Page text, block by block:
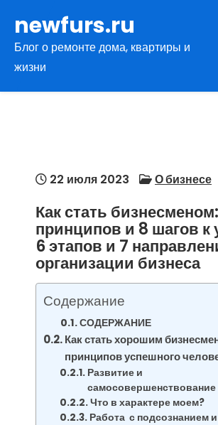
содержимому
newfurs.ru
Блог о ремонте дома, квартиры и
жизни
22 июля 2023 О бизнесе
Как стать
принципов и 8 шагов к
6 этапов и 7
организации бизнеса
Содержание
СОДЕРЖАНИЕ
Как стать хорошим
принципов успешного
Развитие и
самосовершенствование
Что в характере моем?
Работа с подсознанием